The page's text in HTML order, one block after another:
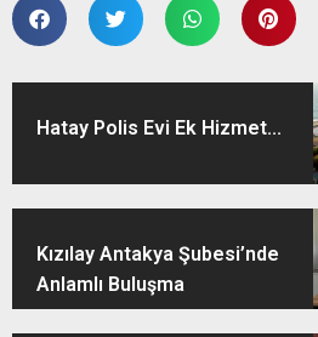
Hatay Polis Evi Ek Hizmet...
Kızılay Antakya Şubesi’nde
Anlamlı Buluşma